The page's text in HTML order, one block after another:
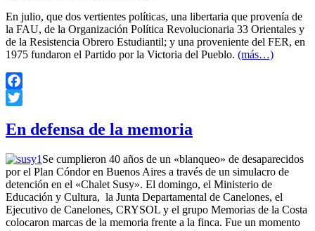
En julio, que dos vertientes políticas, una libertaria que provenía de
la FAU, de la Organización Política Revolucionaria 33 Orientales y
de la Resistencia Obrero Estudiantil; y una proveniente del FER, en
1975 fundaron el Partido por la Victoria del Pueblo. (más…)
Facebook
En defensa de la memoria
Se cumplieron 40 años de un «blanqueo» de desaparecidos
por el Plan Cóndor en Buenos Aires a través de un simulacro de
detención en el «Chalet Susy». El domingo, el Ministerio de
Educación y Cultura, la Junta Departamental de Canelones, el
Ejecutivo de Canelones, CRYSOL y el grupo Memorias de la Costa
colocaron marcas de la memoria frente a la finca. Fue un momento